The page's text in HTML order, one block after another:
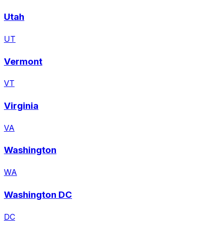
Utah
UT
Vermont
VT
Virginia
VA
Washington
WA
Washington DC
DC